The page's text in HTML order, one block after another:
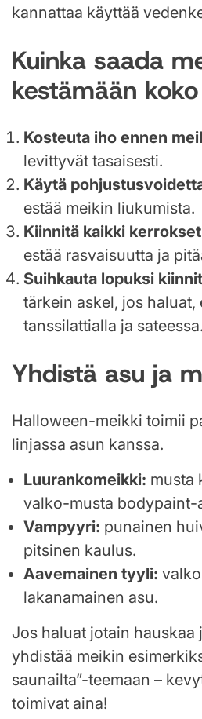
kannattaa käyttää
Kuinka saada
kestämään
Kosteuta iho ennen
levittyvät tasaisesti.
Käytä
estää meikin liukumista.
Kiinnitä kaikki
estää rasvaisuutta ja
Suihkauta lopuksi
tärkein askel, jos haluat,
tanssilattialla ja sateessa.
Yhdistä asu ja
Halloween-meikki toimii
linjassa asun kanssa.
Luurankomeikki: musta
valko-musta bodypaint-
Vampyyri: punainen
pitsinen kaulus.
Aavemainen tyyli:
lakanamainen asu.
Jos haluat jotain hauskaa
yhdistää meikin
saunailta”-teemaan –
toimivat aina!